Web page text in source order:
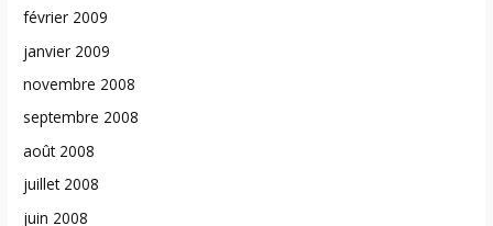
février 2009
janvier 2009
novembre 2008
septembre 2008
août 2008
juillet 2008
juin 2008